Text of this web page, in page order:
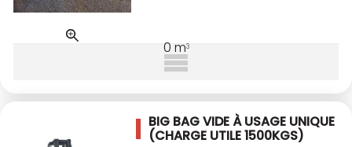
0 m3
BIG BAG VIDE À USAGE UNIQUE
(CHARGE UTILE 1500KGS)